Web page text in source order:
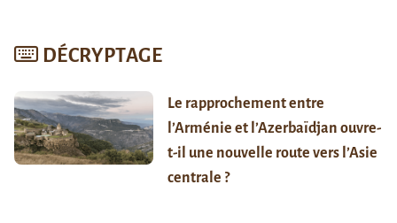
DÉCRYPTAGE
Le rapprochement entre
l’Arménie et l’Azerbaïdjan ouvre-
t-il une nouvelle route vers l’Asie
centrale ?